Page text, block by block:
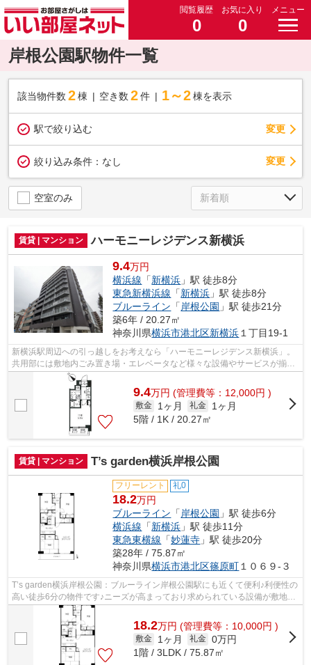
閲覧履歴
0
お気に入り
0
メニュー
岸根公園駅物件一覧
該当物件数 2棟 空き数 2 件 1～2 棟を表示
駅で絞り込む 変更
絞り込み条件： なし 変更
空室のみ
賃貸 | マンション ハーモニーレジデンス新横浜
9.4万円
横浜線 「新横浜 」駅 徒歩8分
東急新横浜線 「新横浜 」駅 徒歩8分
ブルーライン 「岸根公園 」駅 徒歩21分
築6年 / 20.27㎡
神奈川県横浜市港北区新横浜１丁目19-1
新横浜駅周辺への引っ越しをお考えなら「ハーモニーレジデンス新横浜」。
共用部には敷地内ごみ置き場・エレベータなど様々な設備やサービスが揃っ
ているので便利です。築6年のイチオシ...
9.4万円 (管理費等：12,000円 )
敷金 1ヶ月 礼金
1ヶ月
5階 / 1K / 20.27㎡
賃貸 | マンション T’s garden横浜岸根公園
フリーレント 礼0
18.2万円
ブルーライン 「 岸根公園 」駅 徒歩6分
横浜線 「新横浜 」駅 徒歩11分
東急東横線 「妙蓮寺 」駅 徒歩20分
築28年 / 75.87㎡
神奈川県横浜市港北区篠原町 １０６９-３
T’s garden横浜岸根公園：ブルーライン岸根公園駅にも近くて便利♪利便性の
高い徒歩6分の物件です♪ニーズが高まっており求められている設備が敷地内
ごみ置き場です♪様々な場所へのアク...
18.2万円 (管理費等：10,000円 )
敷金 1ヶ月 礼金 0万円
1階 / 3LDK / 75.87㎡